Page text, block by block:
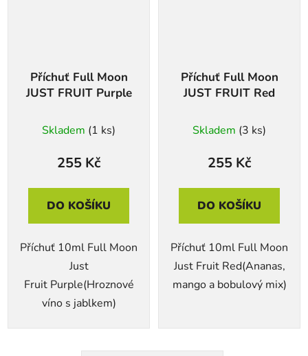
Příchuť Full Moon
JUST FRUIT Purple
Skladem (1 ks)
255 Kč
DO KOŠÍKU
Příchuť 10ml Full Moon
Just
Fruit Purple(Hroznové
víno s jablkem)
Příchuť Full Moon
JUST FRUIT Red
Skladem (3 ks)
255 Kč
DO KOŠÍKU
Příchuť 10ml Full Moon
Just Fruit Red(Ananas,
mango a bobulový mix)